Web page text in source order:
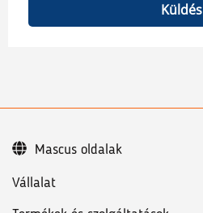
Küldés
Vállalat
Mascus oldalak